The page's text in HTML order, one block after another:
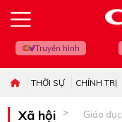
Truyền hình
THỜI SỰ CHÍNH TRỊ
Xã hội Giáo dục